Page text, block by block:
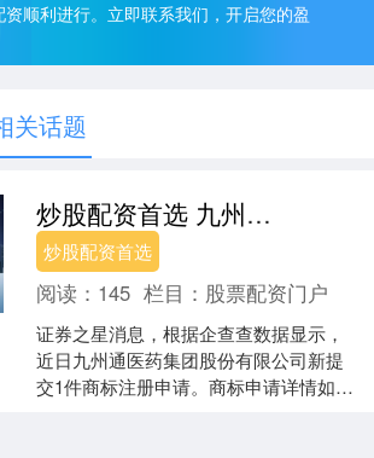
顺利进行。立即联系我们，开启您的盈
关话题
炒股配资首选 九州通新提交1件商标注册申请
炒股配资首选
阅读： 145 栏目： 股票配资门户
证券之星消息，根据企查查数据显示，
近日九州通医药集团股份有限公司新提
交1件商标注册申请。商标申请详情如